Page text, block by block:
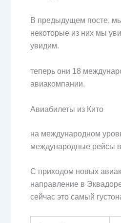
В предыдущем посте,
некоторые из них мы
увидим.
теперь они 18
авиакомпании.
Авиабилеты из Кито
на международном
международные рейсы
С приходом новых
направление в
сейчас это самый